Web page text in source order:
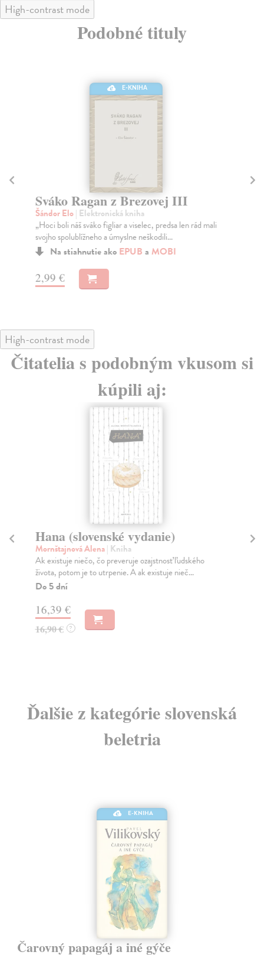
High-contrast mode
Podobné tituly
E-KNIHA
Sváko Ragan z Brezovej III
Šándor Elo| Elektronická kniha
„Hoci boli náš sváko figliar a viselec, predsa len rád mali
svojho spolublížneho a úmyslne neškodili...
Na stiahnutie ako EPUB a MOBI
2,99 €
High-contrast mode
Čitatelia s podobným vkusom si
kúpili aj:
Hana (slovenské vydanie)
Mornštajnová Alena| Kniha
Ak existuje niečo, čo preveruje ozajstnosť ľudského
života, potom je to utrpenie. A ak existuje nieč...
Do 5 dní
16,39 €
16,90 € ?
Ďalšie z kategórie slovenská
beletria
E-KNIHA
Čarovný papagáj a iné gýče